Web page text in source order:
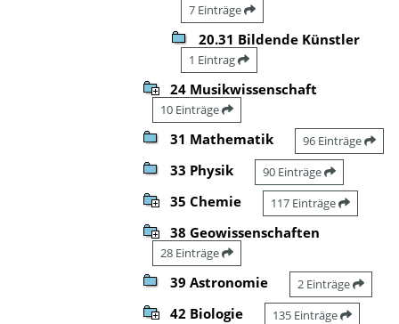
7 Einträge
20.31 Bildende Künstler
1 Eintrag
24 Musikwissenschaft
10 Einträge
31 Mathematik 96 Einträge
33 Physik 90 Einträge
35 Chemie 117 Einträge
38 Geowissenschaften
28 Einträge
39 Astronomie 2 Einträge
42 Biologie 135 Einträge